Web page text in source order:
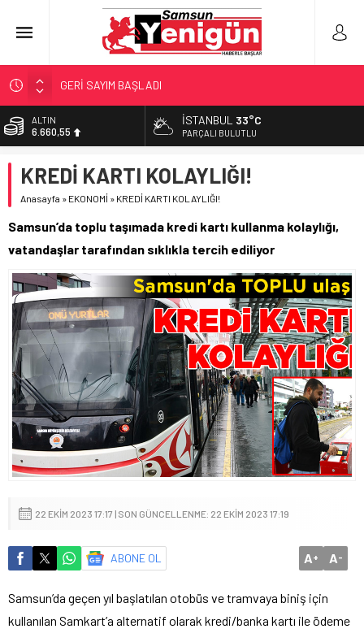
GERİ SAYIM BAŞLADI
SAMSUNSPOR’DA HEDEF 5’İNCİLİK!
‘BAFRA’YA YATIRIM YAPIN!’
YÖNETİCİ SEÇERKEN YAPILAN EN BÜYÜK HATALAR
ALTIN
6.660,55
13.779,39
DOLAR
55,1881
İSTANBUL 33°C
PARÇALI BULUTLU
KREDİ KARTI KOLAYLIĞI!
Anasayfa » EKONOMİ » KREDİ KARTI KOLAYLIĞI!
Samsun’da toplu taşımada kredi kartı kullanma kolaylığı,
vatandaşlar tarafından sıklıkla tercih ediliyor
22 EKIM 2023 17:17 | SON GÜNCELLENME: 22 EKIM 2023 17:19
ABONE OL A+ A-
Samsun’da geçen yıl başlatılan otobüs ve tramvaya biniş için
kullanılan Samkart’a alternatif olarak kredi/banka kartı ile ödeme